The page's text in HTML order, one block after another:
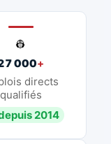
👷
000+
directs
qualifiés
2014